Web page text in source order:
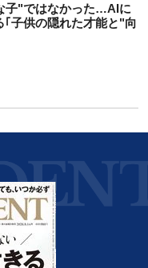
子"ではなかった…AIに
｢子供の隠れた才能と"向